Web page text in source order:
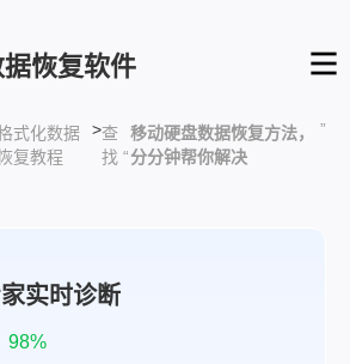
恢复软件
式化数据
复教程
>查
找 “
移动硬盘数据恢复方法，
分分钟帮你解决
”
实时诊断
98%